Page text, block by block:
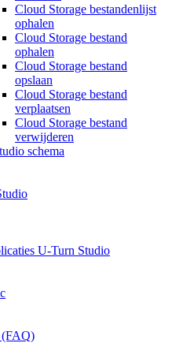
Cloud Storage bestandenlijst
ophalen
Cloud Storage bestand
ophalen
Cloud Storage bestand
opslaan
Cloud Storage bestand
verplaatsen
Cloud Storage bestand
verwijderen
schema
U-Turn Studio
(FAQ)